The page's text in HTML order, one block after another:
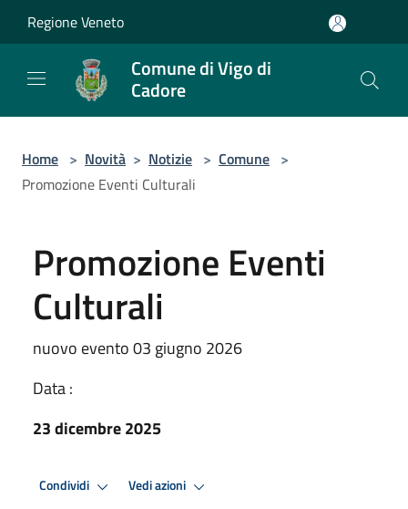
Regione Veneto
Comune di Vigo di
Cadore
Home > Novità > Notizie > Comune >
Promozione Eventi Culturali
Promozione Eventi
Culturali
nuovo evento 03 giugno 2026
Data :
23 dicembre 2025
Condividi Vedi azioni